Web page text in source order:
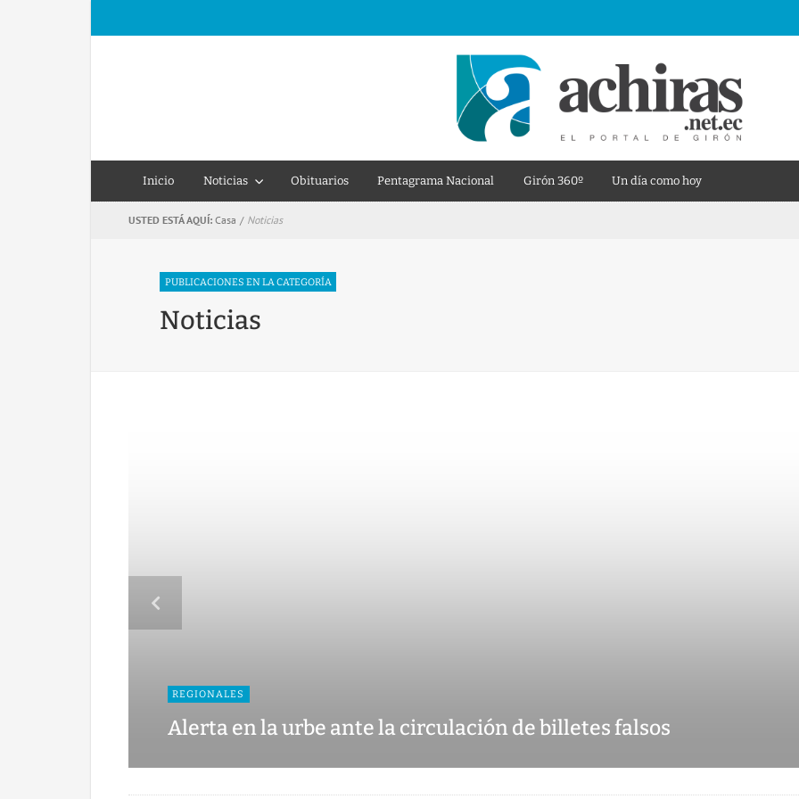
Inicio Noticias Obituarios Pentagrama Nacional Girón 360º Un día como hoy
USTED ESTÁ AQUÍ: Casa / Noticias
PUBLICACIONES EN LA CATEGORÍA
Noticias
REGIONALES
Alerta en la urbe ante la circulación de billetes falsos